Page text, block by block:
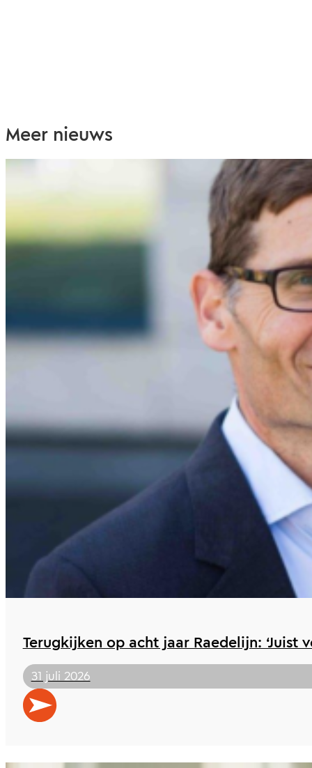
Meer nieuws
Terugkijken op acht jaar Raedelijn: ‘Juist
31 juli 2026